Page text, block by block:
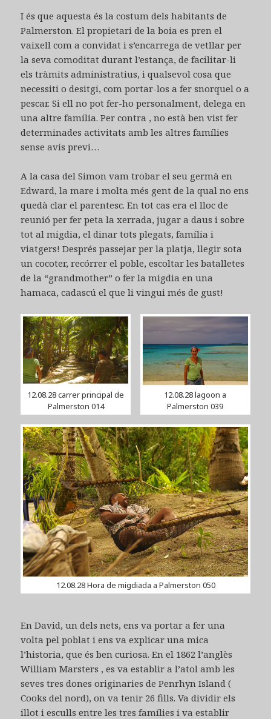
I és que aquesta és la costum dels habitants de
Palmerston. El propietari de la boia es pren el
vaixell com a convidat i s’encarrega de vetllar per
la seva comoditat durant l’estança, de facilitar-li
els tràmits administratius, i qualsevol cosa que
necessiti o desitgi, com portar-los a fer snorquel o a
pescar. Si ell no pot fer-ho personalment, delega en
una altre família. Per contra , no està ben vist fer
determinades activitats amb les altres famílies
sense avís previ…
A la casa del Simon vam trobar el seu germà en
Edward, la mare i molta més gent de la qual no ens
quedà clar el parentesc. En tot cas era el lloc de
reunió per fer peta la xerrada, jugar a daus i sobre
tot al migdia, el dinar tots plegats, família i
viatgers! Després passejar per la platja, llegir sota
un cocoter, recórrer el poble, escoltar les batalletes
de la “grandmother” o fer la migdia en una
hamaca, cadascú el que li vingui més de gust!
12.08.28 carrer principal de
Palmerston 014
12.08.28 lagoon a
Palmerston 039
12.08.28 Hora de migdiada a Palmerston 050
En David, un dels nets, ens va portar a fer una
volta pel poblat i ens va explicar una mica
l’historia, que és ben curiosa. En el 1862 l’anglès
William Marsters , es va establir a l’atol amb les
seves tres dones originaries de Penrhyn Island (
Cooks del nord), on va tenir 26 fills. Va dividir els
illot i esculls entre les tres famílies i va establir